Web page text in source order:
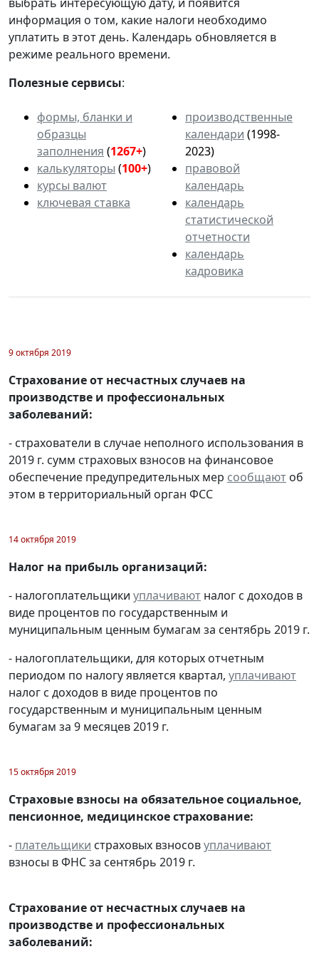
выбрать интересующую дату, и появится
информация о том, какие налоги необходимо
уплатить в этот день. Календарь обновляется в
режиме реального времени.
Полезные сервисы:
формы, бланки и
образцы
заполнения (1267+)
калькуляторы (100+)
курсы валют
ключевая ставка
производственные
календари (1998-
2023)
правовой
календарь
календарь
статистической
отчетности
календарь
кадровика
9 октября 2019
Страхование от несчастных случаев на
производстве и профессиональных
заболеваний:
- страхователи в случае неполного использования в
2019 г. сумм страховых взносов на финансовое
обеспечение предупредительных мер сообщают об
этом в территориальный орган ФСС
14 октября 2019
Налог на прибыль организаций:
- налогоплательщики уплачивают налог с доходов в
виде процентов по государственным и
муниципальным ценным бумагам за сентябрь 2019 г.
- налогоплательщики, для которых отчетным
периодом по налогу является квартал, уплачивают
налог с доходов в виде процентов по
государственным и муниципальным ценным
бумагам за 9 месяцев 2019 г.
15 октября 2019
Страховые взносы на обязательное социальное,
пенсионное, медицинское страхование:
- плательщики страховых взносовуплачивают
взносы в ФНС за сентябрь 2019 г.
Страхование от несчастных случаев на
производстве и профессиональных
заболеваний: